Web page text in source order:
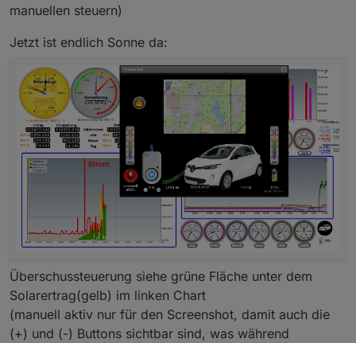
einzusetzen... benutze ich zum lernen, wie man
manuellen steuern)
Jetzt ist endlich Sonne da:
Überschussteuerung siehe grüne Fläche unter dem
Solarertrag(gelb) im linken Chart
(manuell aktiv nur für den Screenshot, damit auch die
(+) und (-) Buttons sichtbar sind, was während